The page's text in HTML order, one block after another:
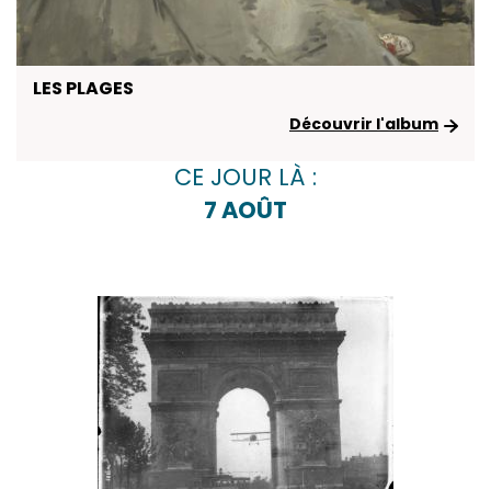
LES PLAGES
Découvrir l'album
CE JOUR LÀ :
7 AOÛT